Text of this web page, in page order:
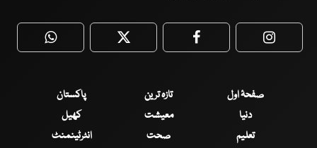
WhatsApp Twitter Facebook
صفحۂ اول تازہ ترین
پاکستان
دنیا
معیشت
کھیل
تعلیم
صحت انٹرٹینمنٹ